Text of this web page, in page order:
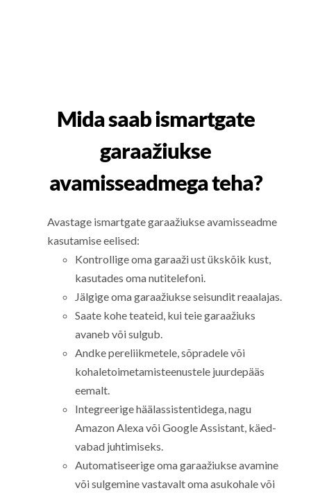
Mida saab ismartgate
garaažiukse
avamisseadmega teha?
Avastage ismartgate garaažiukse avamisseadme
kasutamise eelised:
Kontrollige oma garaaži ust ükskõik kust,
kasutades oma nutitelefoni.
Jälgige oma garaažiukse seisundit reaalajas.
Saate kohe teateid, kui teie garaažiuks
avaneb või sulgub.
Andke pereliikmetele, sõpradele või
kohaletoimetamisteenustele juurdepääs
eemalt.
Integreerige häälassistentidega, nagu
Amazon Alexa või Google Assistant, käed-
vabad juhtimiseks.
Automatiseerige oma garaažiukse avamine
või sulgemine vastavalt oma asukohale või